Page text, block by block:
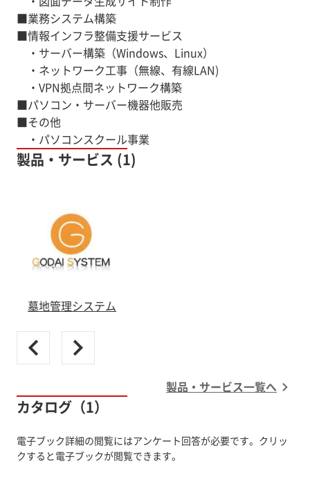
■業務システム構築
■情報インフラ整備支援サービス
・サーバー構築（Windows、Linux）
・ネットワーク工事（無線、有線LAN)
・VPN拠点間ネットワーク構築
■パソコン・サーバー機器他販売
■その他
・パソコンスクール事業
製品・サービス (1)
墓地管理システム
製品・サービス一覧へ
カタログ（1）
電子ブック詳細の閲覧にはアンケート回答が必要です。クリッ
クすると電子ブックが閲覧できます。